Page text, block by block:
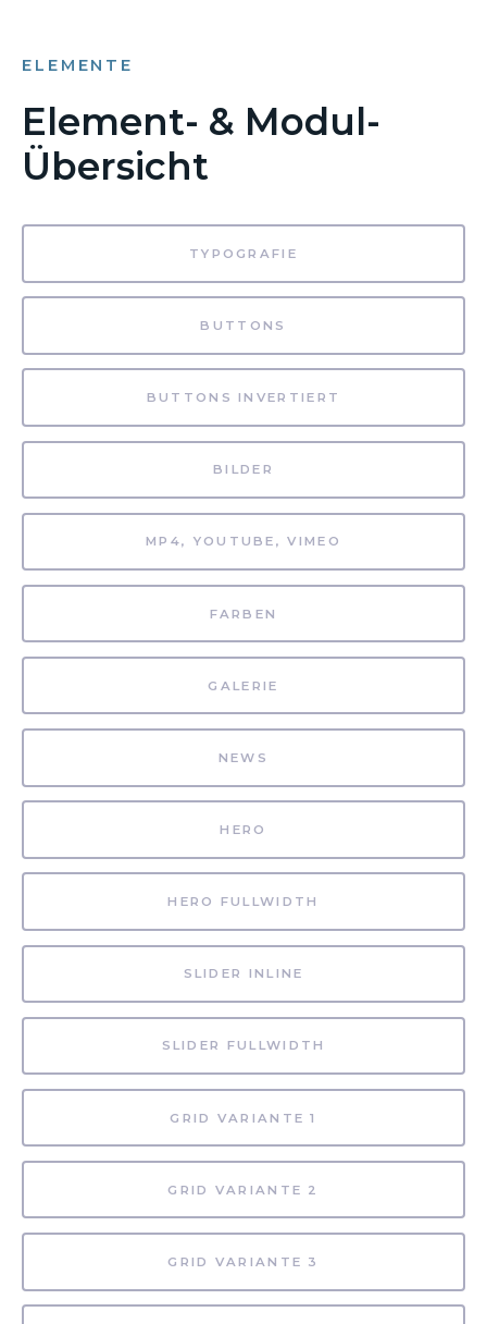
ELEMENTE
Element- & Modul-
Übersicht
TYPOGRAFIE
BUTTONS
BUTTONS INVERTIERT
BILDER
MP4, YOUTUBE, VIMEO
FARBEN
GALERIE
NEWS
HERO
HERO FULLWIDTH
SLIDER INLINE
SLIDER FULLWIDTH
GRID VARIANTE 1
GRID VARIANTE 2
GRID VARIANTE 3